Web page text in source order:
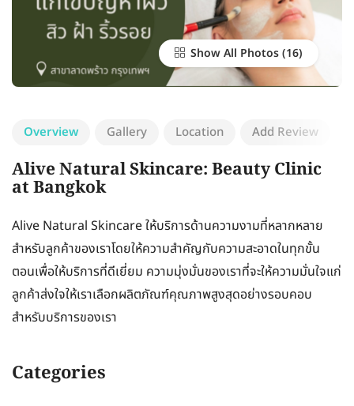
Show All Photos
Overview Gallery Location Add Review
Alive Natural Skincare: Beauty Clinic
at Bangkok
Alive Natural Skincare ให้บริการด้านความงามที่หลากหลาย
สำหรับลูกค้าของเราโดยให้ความสำคัญกับความสะอาดในทุกขั้น
ตอนเพื่อให้บริการที่ดีเยี่ยม ความมุ่งมั่นของเราที่จะให้ความมั่นใจแก่
ลูกค้าส่งใจให้เราเลือกผลิตภัณฑ์คุณภาพสูงสุดอย่างรอบคอบ
สำหรับบริการของเรา
Categories